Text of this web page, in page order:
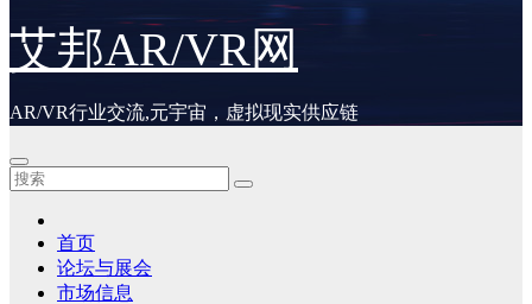
艾邦AR/VR网
AR/VR行业交流,元宇宙，虚拟现实供应链
首页
论坛与展会
市场信息